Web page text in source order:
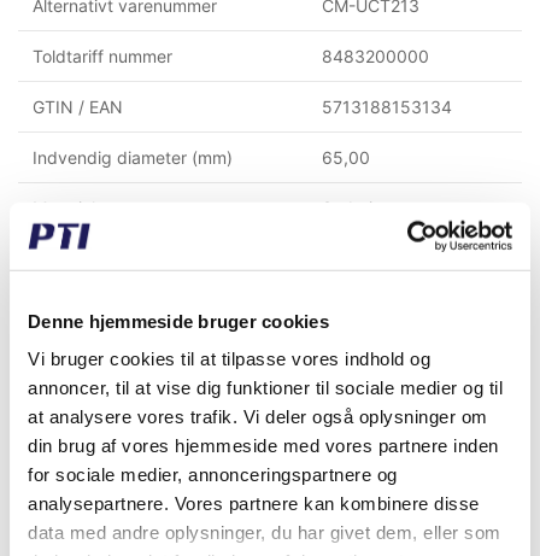
Denne hjemmeside bruger cookies
Vi bruger cookies til at tilpasse vores indhold og
annoncer, til at vise dig funktioner til sociale medier og til
at analysere vores trafik. Vi deler også oplysninger om
din brug af vores hjemmeside med vores partnere inden
for sociale medier, annonceringspartnere og
analysepartnere. Vores partnere kan kombinere disse
data med andre oplysninger, du har givet dem, eller som
Alternativt varenummer CM-UCT213
Toldtariff nummer 8483200000
GTIN / EAN 5713188153134
Indvendig diameter (mm) 65,00
Materiale Støbejern
-30°C to +110°C
Lejebefæstigelse Pinolskrue i inderring
Dæksel Lukket dæksel
Købt sammen med denne vare